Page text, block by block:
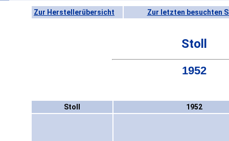
Zur Herstellerübersicht Zur letzten besuchten
Stoll
1952
Stoll 1952